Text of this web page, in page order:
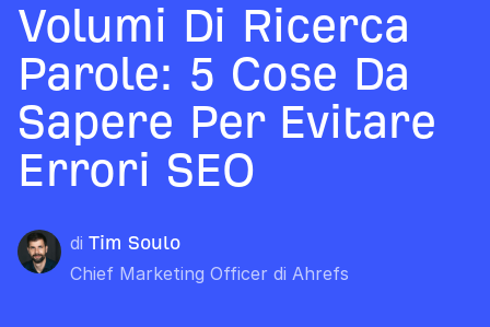
Volumi Di Ricerca
Parole: 5 Cose Da
Sapere Per Evitare
Errori SEO
di Tim Soulo
Chief Marketing Officer di Ahrefs